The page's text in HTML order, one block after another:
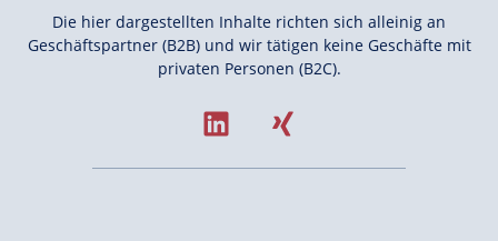
Die hier dargestellten Inhalte richten sich alleinig an
Geschäftspartner (B2B) und wir tätigen keine Geschäfte mit
privaten Personen (B2C).